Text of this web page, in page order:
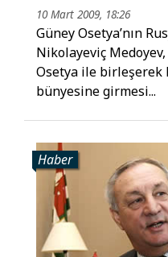
10 Mart 2009, 18:26
Güney Osetya’nın
Nikolayeviç Medoyev,
Osetya ile birleşerek
bünyesine girmesi...
Haber